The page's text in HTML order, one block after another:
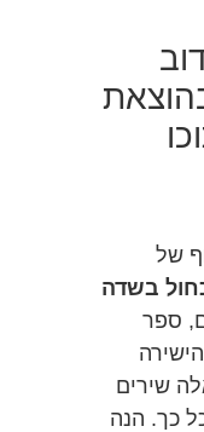
של
בשדה
ספר
שירים
כך. הנה